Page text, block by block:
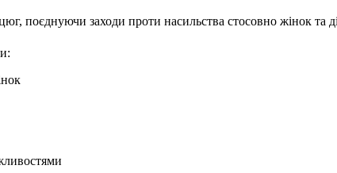
поєднуючи заходи проти насильства стосовно жінок та